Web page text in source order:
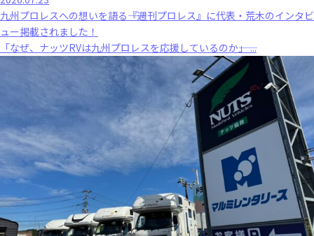
九州プロレスへの想いを語る――『週刊プロレス』に代表・荒木のインタビ
ュー掲載されました！
「なぜ、ナッツRVは九州プロレスを応援しているのか――」 ...